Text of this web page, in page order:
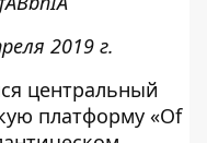
2019 г.
центральный
платформу «Of